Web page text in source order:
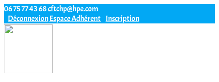
06 75 77 43 68cftchp@hpe.com
DéconnexionEspace Adhérent Inscription